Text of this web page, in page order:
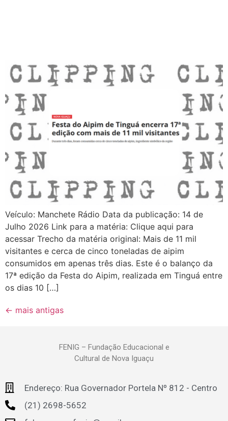
Veículo: Manchete Rádio Data da publicação: 14 de
Julho 2026 Link para a matéria: Clique aqui para
acessar Trecho da matéria original: Mais de 11 mil
visitantes e cerca de cinco toneladas de aipim
consumidos em apenas três dias. Este é o balanço da
17ª edição da Festa do Aipim, realizada em Tinguá entre
os dias 10 […]
← mais antigas
FENIG – Fundação Educacional e
Cultural de Nova Iguaçu
Endereço: Rua Governador Portela Nº 812 - Centro
(21) 2698-5652